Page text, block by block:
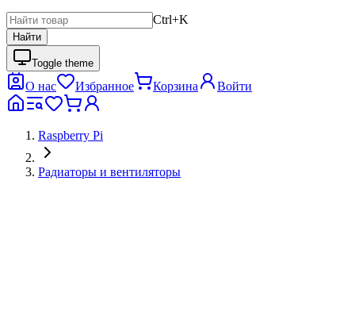
Ctrl+K
Найти
Toggle theme
О нас Избранное Корзина Войти
Raspberry Pi
Радиаторы и вентиляторы